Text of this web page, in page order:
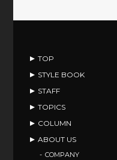
TOP
STYLE BOOK
STAFF
TOPICS
COLUMN
ABOUT US
COMPANY